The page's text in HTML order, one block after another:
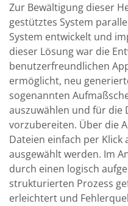
Zur Bewältigung dieser
gestütztes System
System entwickelt und
dieser Lösung war die
benutzerfreundlichen
ermöglicht, neu
sogenannten
auszuwählen und für die
vorzubereiten. Über die
Dateien einfach per Klick
ausgewählt werden. Im
durch einen logisch
strukturierten Prozess
erleichtert und